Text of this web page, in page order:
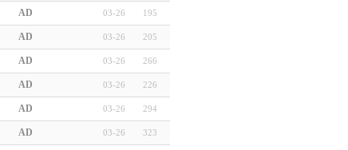
AD 03-26 195
AD 03-26 205
AD 03-26 266
AD 03-26 226
AD 03-26 294
AD 03-26 323